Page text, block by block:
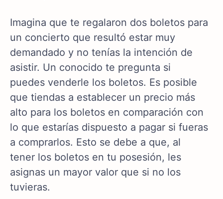
Imagina que te regalaron dos boletos para
un concierto que resultó estar muy
demandado y no tenías la intención de
asistir. Un conocido te pregunta si
puedes venderle los boletos. Es posible
que tiendas a establecer un precio más
alto para los boletos en comparación con
lo que estarías dispuesto a pagar si fueras
a comprarlos. Esto se debe a que, al
tener los boletos en tu posesión, les
asignas un mayor valor que si no los
tuvieras.